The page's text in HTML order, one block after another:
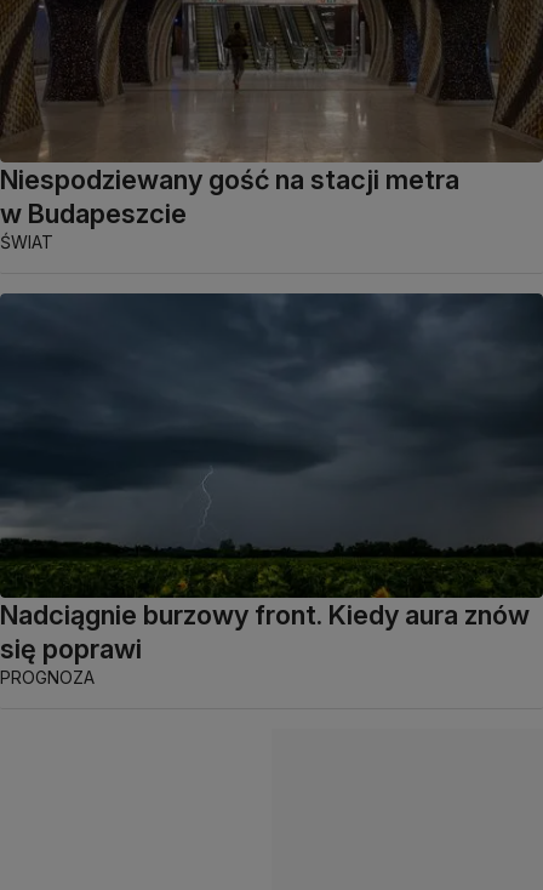
Niespodziewany gość na stacji metra
w Budapeszcie
ŚWIAT
Nadciągnie burzowy front. Kiedy aura znów
się poprawi
PROGNOZA